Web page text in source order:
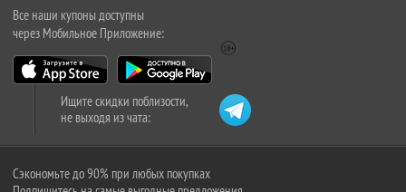
Все наши купоны доступны
через Мобильное Приложение:
Ищите скидки поблизости,
не выходя из чата:
Сэкономьте до 90% при любых покупках